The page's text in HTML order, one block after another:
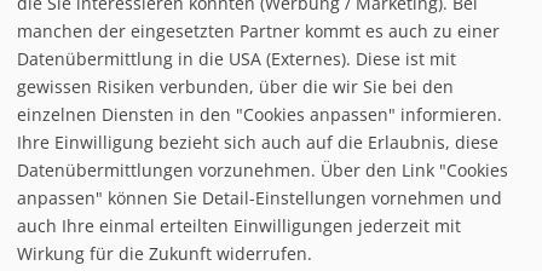
follow us on facebook
Home
Datenschutzerklärung
manchen der eingesetzten Partner kommt es auch zu einer
Datenübermittlung in die USA (Externes). Diese ist mit
gewissen Risiken verbunden, über die wir Sie bei den
einzelnen Diensten in den "Cookies anpassen" informieren.
Ihre Einwilligung bezieht sich auch auf die Erlaubnis, diese
Datenübermittlungen vorzunehmen. Über den Link "Cookies
anpassen" können Sie Detail-Einstellungen vornehmen und
auch Ihre einmal erteilten Einwilligungen jederzeit mit
Wirkung für die Zukunft widerrufen.